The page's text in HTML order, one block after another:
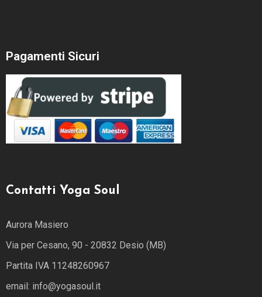
Pagamenti Sicuri
Contatti Yoga Soul
Aurora Masiero
Via per Cesano, 90 - 20832 Desio (MB)
Partita IVA 11248260967
email: info@yogasoul.it